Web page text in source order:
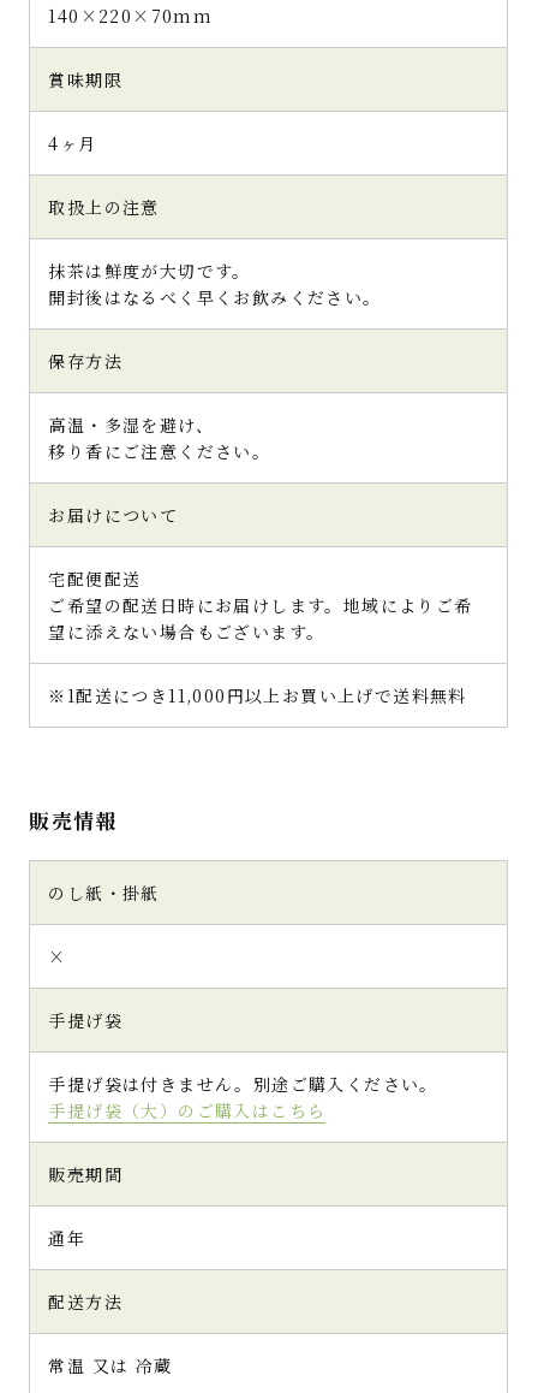
140×220×70mm
賞味期限
4ヶ月
取扱上の注意
抹茶は鮮度が大切です。
開封後はなるべく早くお飲みください。
保存方法
高温・多湿を避け、
移り香にご注意ください。
お届けについて
宅配便配送
ご希望の配送日時にお届けします。地域によりご希
望に添えない場合もございます。
※1配送につき11,000円以上お買い上げで送料無料
販売情報
のし紙・掛紙
×
手提げ袋
手提げ袋は付きません。別途ご購入ください。
手提げ袋（大）のご購入はこちら
販売期間
通年
配送方法
常温 又は 冷蔵